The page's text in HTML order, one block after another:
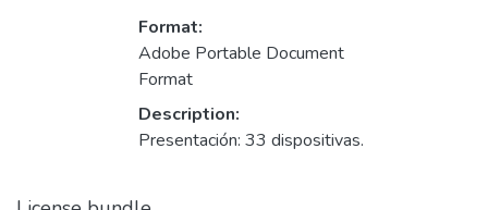
Format:
Adobe Portable Document
Format
Description:
Presentación: 33 dispositivas.